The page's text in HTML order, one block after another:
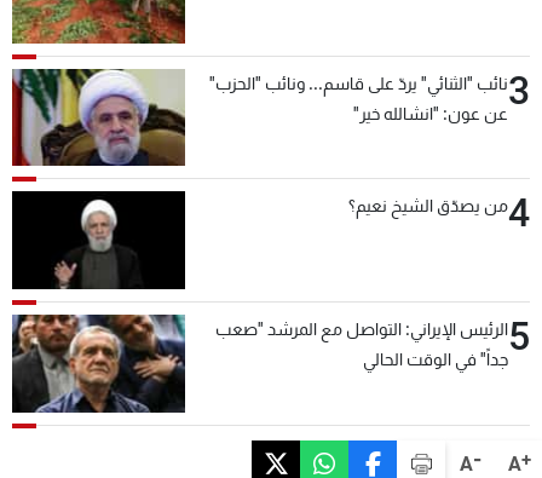
A+
A-
3نائب "الثنائي" يردّ على قاسم... ونائب "الحزب"
عن عون: "انشالله خير"
4من يصدّق الشيخ نعيم؟
5الرئيس الإيراني: التواصل مع المرشد "صعب
جداً" في الوقت الحالي